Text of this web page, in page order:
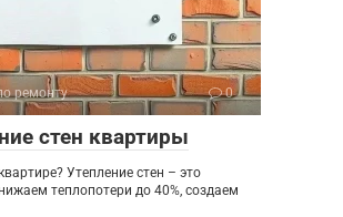
ремонту 0
стен квартиры
Утепление стен – это
теплопотери до 40%, создаем